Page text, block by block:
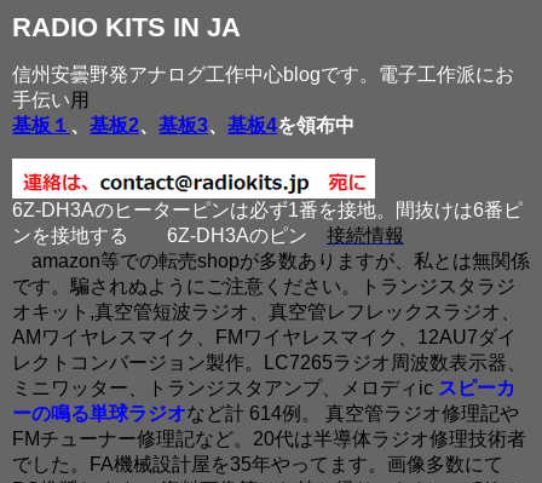
RADIO KITS IN JA
信州安曇野発アナログ工作中心blogです。電子工作派にお
手伝い用
基板１ 、 基板2、 基板3、 基板4を領布中
6Z-DH3Aのヒーターピンは必ず1番を接地。間抜けは6番ピ
ンを接地する
6Z-DH3Aのピン 接続情報
amazon等での転売shopが多数ありますが、私とは無関係
です。騙されぬようにご注意ください。トランジスタラジ
オキット,真空管短波ラジオ、真空管レフレックスラジオ、
AMワイヤレスマイク、FMワイヤレスマイク、12AU7ダイ
レクトコンバージョン製作。LC7265ラジオ周波数表示器、
ミニワッター、トランジスタアンプ、メロディic スピーカ
ーの鳴る単球ラジオなど計 614例。 真空管ラジオ修理記や
FMチューナー修理記など。20代は半導体ラジオ修理技術者
でした。FA機械設計屋を35年やってます。画像多数にて